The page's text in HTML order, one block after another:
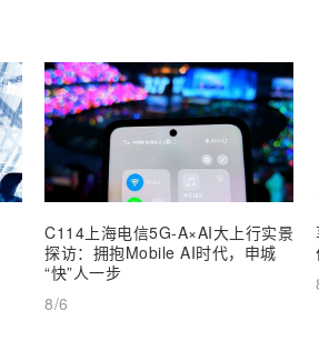
C114上海电信5G-A×AI大上行实景
探访：拥抱Mobile AI时代，申城
“快”人一步
8/6